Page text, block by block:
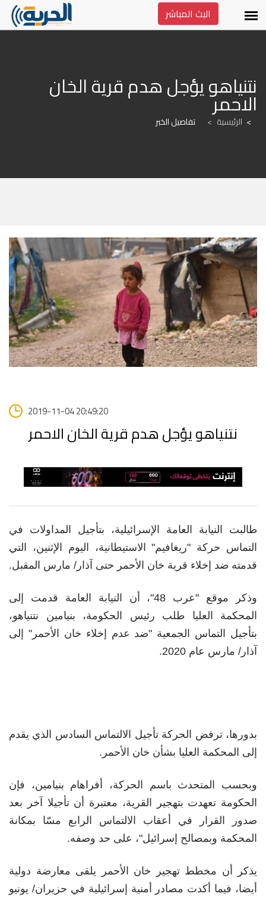
البث المباشر
الاحمر
الرئيسية > تفاصيل الخبر
2019-11-04 20:49:20
نتنياهو يؤجل هدم قرية الخان الاحمر
طالبت النيابة العامة الإسرائيلية، بتأجيل المداولات في
التماس حركة "ريغافيم" الاستيطانية، اليوم الإثنين، التي
قدمته ضد إخلاء قرية خان الأحمر حتى آذار/ مارس المقبل.
وذكر موقع "عرب 48"، أن النيابة العامة قدمت إلى
المحكمة العليا طلب رئيس الحكومة، بنيامين نتنياهو،
بتأجيل التماس الجمعية "ضد عدم إخلاء خان الأحمر" إلى
آذار/ مارس عام 2020.
بدورها، ترفض الحركة تأجيل الالتماس السادس الذي يقدم
إلى المحكمة العليا بشأن خان الأحمر.
وبحسب المتحدث باسم الحركة، أفراهام بنيامين، فإن
الحكومة تعهدت بتهجير القرية، معتبرة أن تأجيلا آخر بعد
صدور القرار في أعقاب الالتماس الرابع مسّا بمكانة
المحكمة وبمصالح إسرائيل"، على حد وصفه.
يذكر أن مخطط تهجير خان الأحمر يلقى معارضة دولية
أيضا، فيما أكدت مصادر أمنية إسرائيلية في حزيران/ يونيو